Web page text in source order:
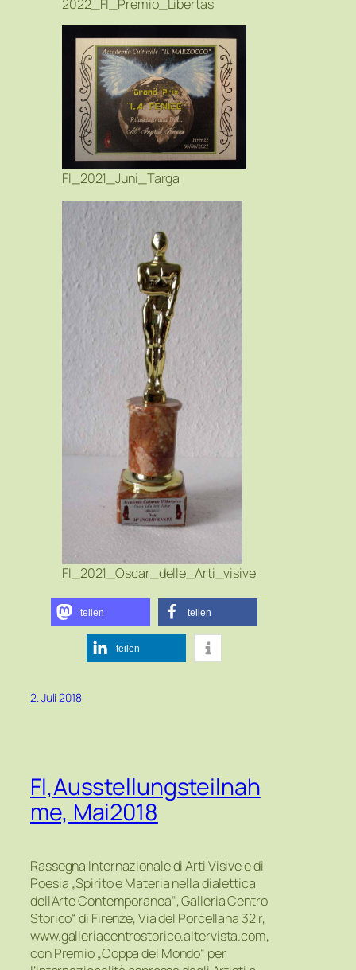
2022_FI_Premio_Libertas
FI_2021_Juni_Targa
FI_2021_Oscar_delle_Arti_visive
teilen teilen
teilen
2. Juli 2018
FI,Ausstellungsteilnah
me, Mai2018
Rassegna Internazionale di Arti Visive e di
Poesia „Spirito e Materia nella dialettica
dell’Arte Contemporanea“, Galleria Centro
Storico“ di Firenze, Via del Porcellana 32 r,
www.galleriacentrostorico.altervista.com,
con Premio „Coppa del Mondo“ per